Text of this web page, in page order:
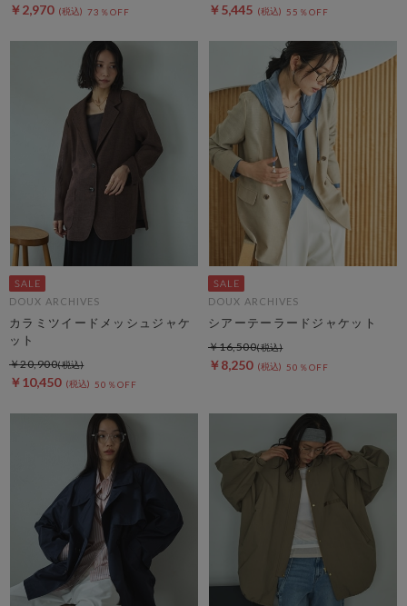
￥2,970 73％OFF ￥5,445 55％OFF
DOUX ARCHIVES
カラミツイードメッシュジャケ
ット
￥10,450 50％OFF
￥20,900
DOUX ARCHIVES
シアーテーラードジャケット
￥8,250 50％OFF
￥16,500